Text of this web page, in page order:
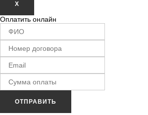
X
Оплатить онлайн
ОТПРАВИТЬ